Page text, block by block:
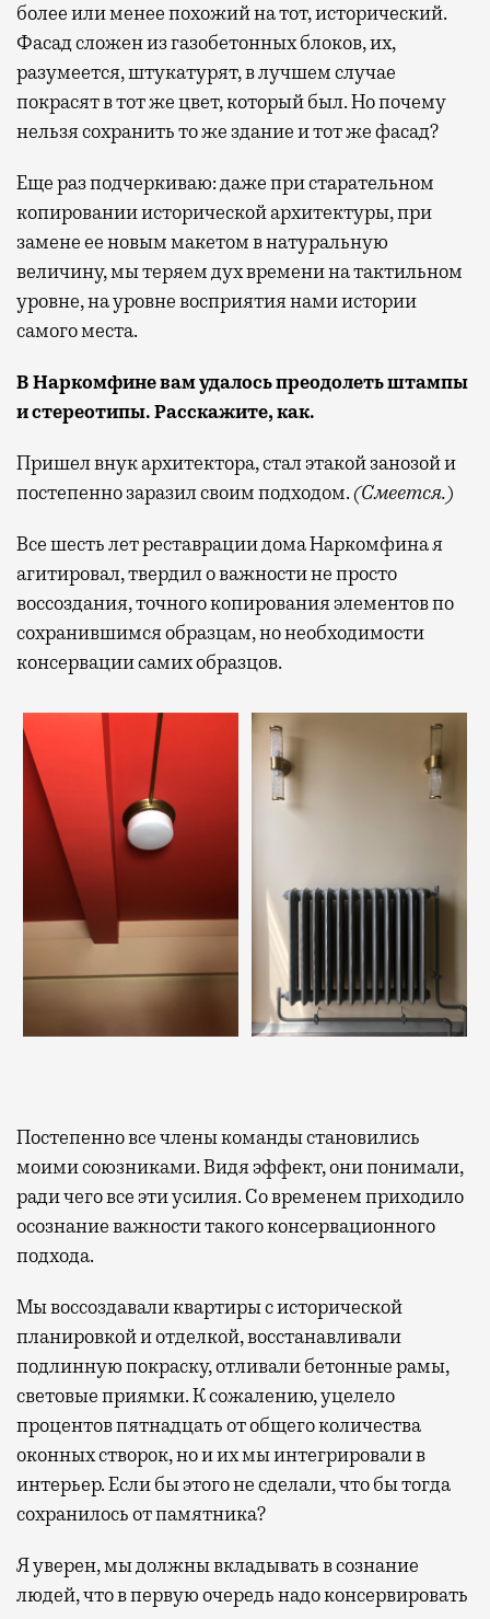
более или менее похожий на тот, исторический.
Фасад сложен из газобетонных блоков, их,
разумеется, штукатурят, в лучшем случае
покрасят в тот же цвет, который был. Но почему
нельзя сохранить то же здание и тот же фасад?
Еще раз подчеркиваю: даже при старательном
копировании исторической архитектуры, при
замене ее новым макетом в натуральную
величину, мы теряем дух времени на тактильном
уровне, на уровне восприятия нами истории
самого места.
В Наркомфине вам удалось преодолеть штампы
и стереотипы. Расскажите, как.
Пришел внук архитектора, стал этакой занозой и
постепенно заразил своим подходом.(Смеется.)
Все шесть лет реставрации дома Наркомфина я
агитировал, твердил о важности не просто
воссоздания, точного копирования элементов по
сохранившимся образцам, но необходимости
консервации самих образцов.
Постепенно все члены команды становились
моими союзниками. Видя эффект, они понимали,
ради чего все эти усилия. Со временем приходило
осознание важности такого консервационного
подхода.
Мы воссоздавали квартиры с исторической
планировкой и отделкой, восстанавливали
подлинную покраску, отливали бетонные рамы,
световые приямки. К сожалению, уцелело
процентов пятнадцать от общего количества
оконных створок, но и их мы интегрировали в
интерьер. Если бы этого не сделали, что бы тогда
сохранилось от памятника?
Я уверен, мы должны вкладывать в сознание
людей, что в первую очередь надо консервировать